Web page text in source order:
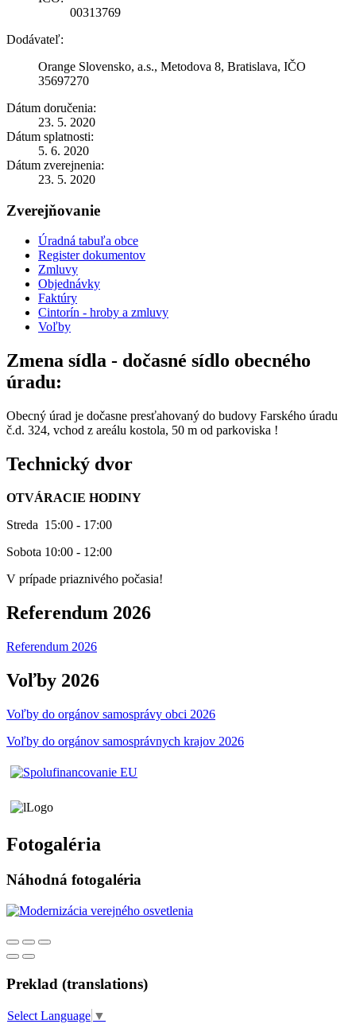
00313769
Dodávateľ:
Orange Slovensko, a.s., Metodova 8, Bratislava, IČO
35697270
Dátum doručenia:
23. 5. 2020
Dátum splatnosti:
5. 6. 2020
Dátum zverejnenia:
23. 5. 2020
Zverejňovanie
Úradná tabuľa obce
Register dokumentov
Zmluvy
Objednávky
Faktúry
Cintorín - hroby a zmluvy
Voľby
Zmena sídla - dočasné sídlo obecného
úradu:
Obecný úrad je dočasne presťahovaný do budovy Farského úradu
č.d. 324, vchod z areálu kostola, 50 m od parkoviska !
Technický dvor
OTVÁRACIE HODINY
Streda 15:00 - 17:00
Sobota 10:00 - 12:00
V prípade priaznivého počasia!
Referendum 2026
Referendum 2026
Voľby 2026
Voľby do orgánov samosprávy obci 2026
Voľby do orgánov samosprávnych krajov 2026
Fotogaléria
Náhodná fotogaléria
Preklad (translations)
Select Language ▼